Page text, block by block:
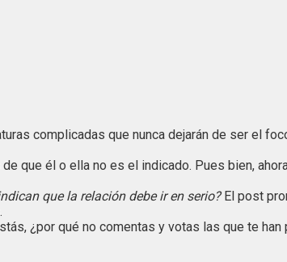
complicadas que nunca dejarán de ser el
que él o ella no es el indicado. Pues bien,
que la relación debe ir en serio?El post
¿por qué no comentas y votas las que te